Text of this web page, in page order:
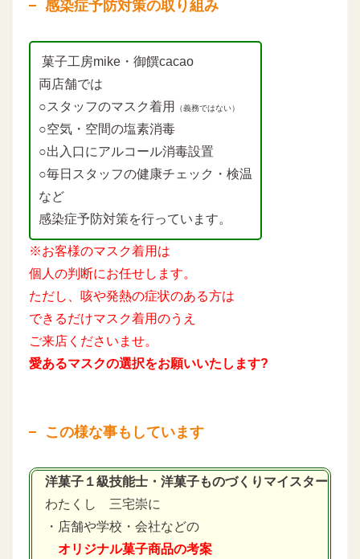
感染症予防対策の取り組み
菓子工房mike・御饌cacao
両店舗では
○スタッフのマスク着用
（義務ではない）
○空気・空間の塩素消毒
○出入口にアルコール消毒設置
○毎日スタッフの健康チェック・検温
など
感染症予防対策を行っています。
※お客様のマスク着用は
個人の判断にお任せします。
ただし、咳や発熱の症状のある方は
できるだけマスク着用のうえ
ご来店くださいませ。
愛あるマスクの選択をお願いいたします?
この様な事もしています
洋菓子１級技能士・洋菓子ものづくりマイスター
わたくし 三宅崇に
・店舗や学校・会社などの
オリジナル菓子商品の考案